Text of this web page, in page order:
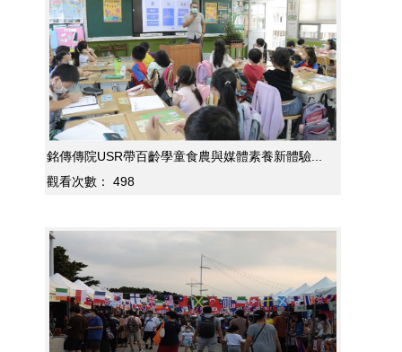
銘傳傳院USR帶百齡學童食農與媒體素養新體驗...
觀看次數：
498